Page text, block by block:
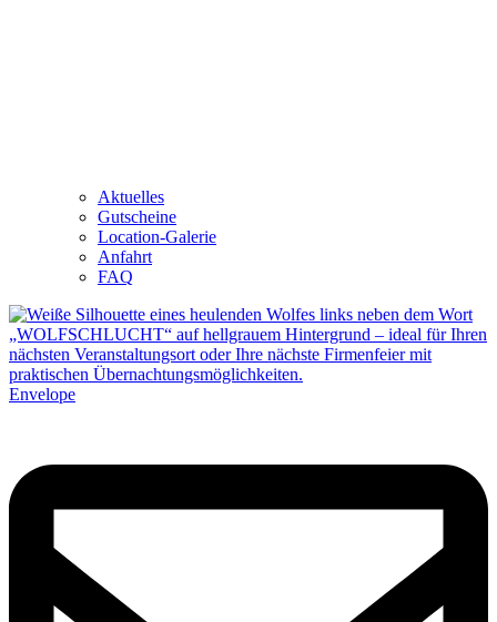
Aktuelles
Gutscheine
Location-Galerie
Anfahrt
FAQ
Envelope